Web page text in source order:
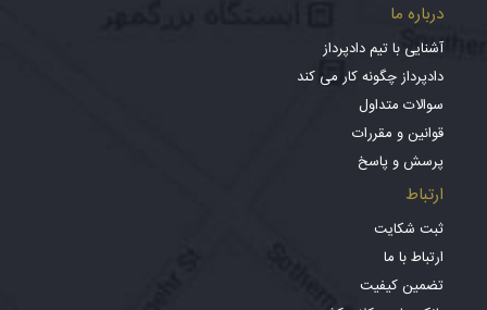
درباره ما
آشنایی با تیم دادپرداز
دادپرداز چگونه کار می کند
سوالات متداول
قوانین و مقررات
پرسش و پاسخ
ارتباط
ثبت شکایت
ارتباط با ما
تضمین کیفیت